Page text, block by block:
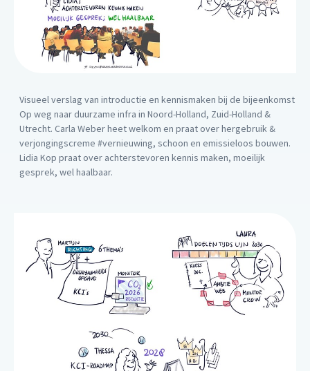
Visueel verslag van introductie en kennismaken bij de bijeenkomst
Op weg naar duurzame infra in Noord-Holland, Zuid-Holland &
Utrecht. Carla Weber heet welkom en praat over hergebruik &
verjongingscreme #vernieuwing, schoon en emissieloos bouwen.
Lidia Kop praat over achterstevoren kennis maken, moeilijk
gesprek, wel haalbaar.